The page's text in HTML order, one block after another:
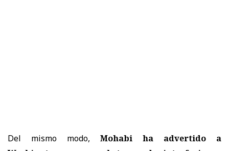
Del mismo modo, Mohabi ha advertido a